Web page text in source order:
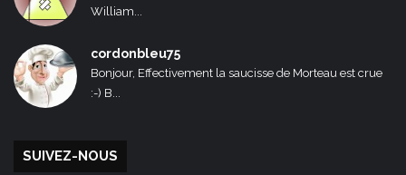
William...
cordonbleu75
Bonjour, Effectivement la saucisse de Morteau est crue
:-) B...
SUIVEZ-NOUS